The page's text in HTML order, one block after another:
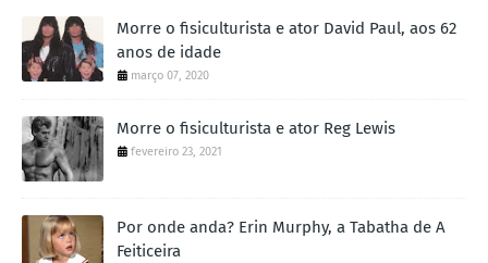
Morre o fisiculturista e ator David Paul, aos 62
anos de idade
março 07, 2020
Morre o fisiculturista e ator Reg Lewis
fevereiro 23, 2021
Por onde anda? Erin Murphy, a Tabatha de A
Feiticeira